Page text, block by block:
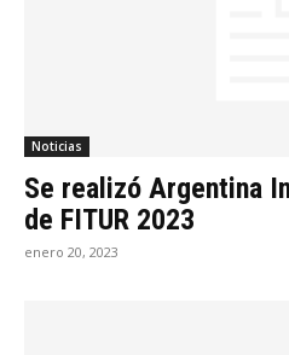
Noticias
Se realizó Argentina
de FITUR 2023
enero 20, 2023